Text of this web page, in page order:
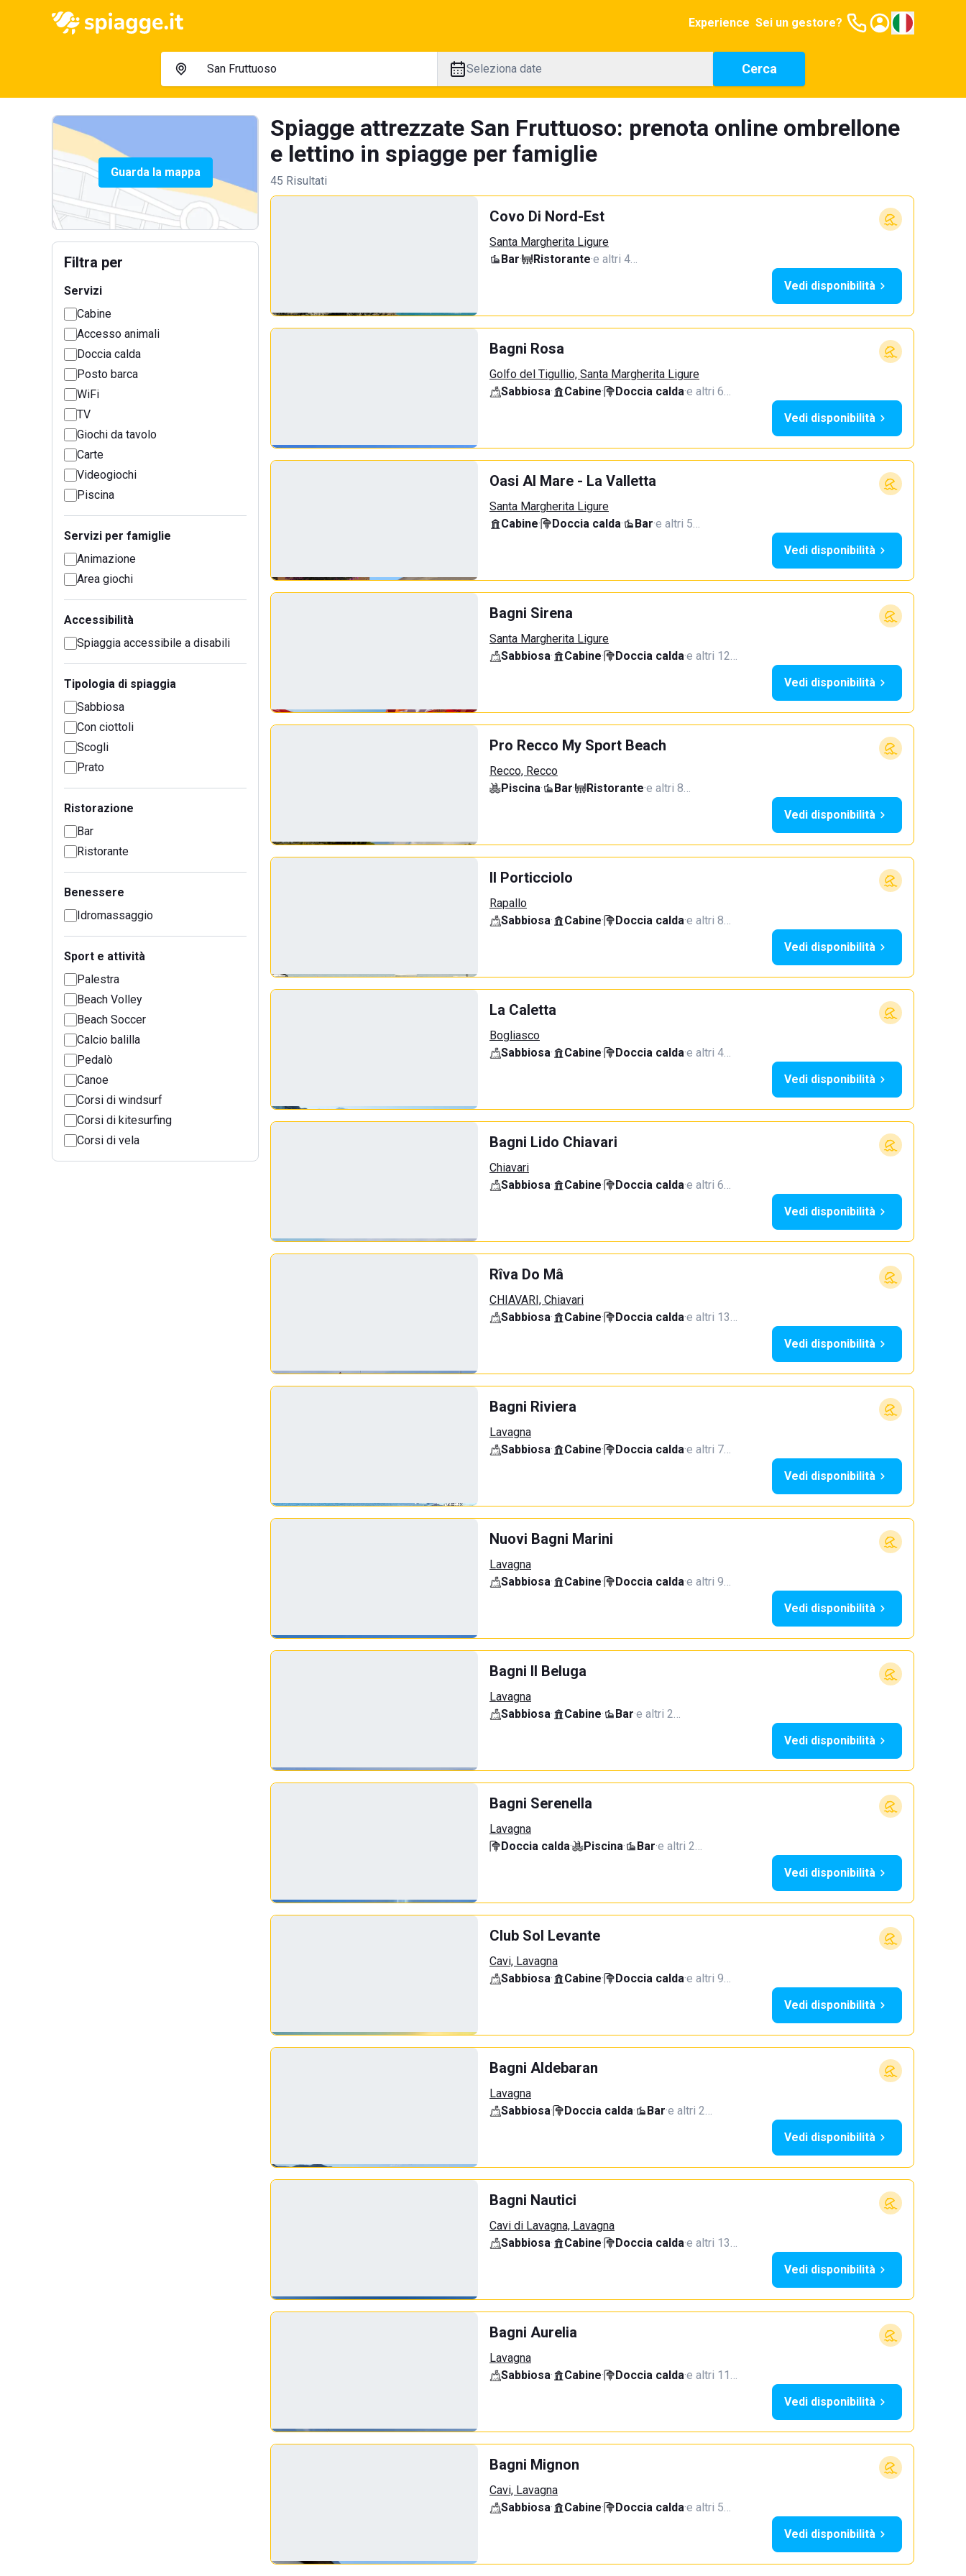
Experience Sei un gestore?
Seleziona date Cerca
Guarda la mappa
Filtra per
Servizi
Cabine
Accesso animali
Doccia calda
Posto barca
WiFi
TV
Giochi da tavolo
Carte
Videogiochi
Piscina
Servizi per famiglie
Animazione
Area giochi
Accessibilità
Spiaggia accessibile a disabili
Tipologia di spiaggia
Sabbiosa
Con ciottoli
Scogli
Prato
Ristorazione
Bar
Ristorante
Benessere
Idromassaggio
Sport e attività
Palestra
Beach Volley
Beach Soccer
Calcio balilla
Pedalò
Canoe
Corsi di windsurf
Corsi di kitesurfing
Corsi di vela
Spiagge attrezzate San Fruttuoso: prenota online ombrellone
e lettino in spiagge per famiglie
45 Risultati
Covo Di Nord-Est
Santa Margherita Ligure
Bar· Ristorante·e altri 4…
Vedi disponibilità
Bagni Rosa
Golfo del Tigullio, Santa Margherita Ligure
Sabbiosa· Cabine· Doccia calda·e altri 6…
Vedi disponibilità
Oasi Al Mare - La Valletta
Santa Margherita Ligure
Cabine· Doccia calda· Bar·e altri 5…
Vedi disponibilità
Bagni Sirena
Santa Margherita Ligure
Sabbiosa· Cabine· Doccia calda·e altri 12…
Vedi disponibilità
Pro Recco My Sport Beach
Recco, Recco
Piscina· Bar· Ristorante·e altri 8…
Vedi disponibilità
Il Porticciolo
Rapallo
Sabbiosa· Cabine· Doccia calda·e altri 8…
Vedi disponibilità
La Caletta
Bogliasco
Sabbiosa· Cabine· Doccia calda·e altri 4…
Vedi disponibilità
Bagni Lido Chiavari
Chiavari
Sabbiosa· Cabine· Doccia calda·e altri 6…
Vedi disponibilità
Rîva Do Mâ
CHIAVARI, Chiavari
Sabbiosa· Cabine· Doccia calda·e altri 13…
Vedi disponibilità
Bagni Riviera
Lavagna
Sabbiosa· Cabine· Doccia calda·e altri 7…
Vedi disponibilità
Nuovi Bagni Marini
Lavagna
Sabbiosa· Cabine· Doccia calda·e altri 9…
Vedi disponibilità
Bagni Il Beluga
Lavagna
Sabbiosa· Cabine· Bar·e altri 2…
Vedi disponibilità
Bagni Serenella
Lavagna
Doccia calda· Piscina· Bar·e altri 2…
Vedi disponibilità
Club Sol Levante
Cavi, Lavagna
Sabbiosa· Cabine· Doccia calda·e altri 9…
Vedi disponibilità
Bagni Aldebaran
Lavagna
Sabbiosa· Doccia calda· Bar·e altri 2…
Vedi disponibilità
Bagni Nautici
Cavi di Lavagna, Lavagna
Sabbiosa· Cabine· Doccia calda·e altri 13…
Vedi disponibilità
Bagni Aurelia
Lavagna
Sabbiosa· Cabine· Doccia calda·e altri 11…
Vedi disponibilità
Bagni Mignon
Cavi, Lavagna
Sabbiosa· Cabine· Doccia calda·e altri 5…
Vedi disponibilità